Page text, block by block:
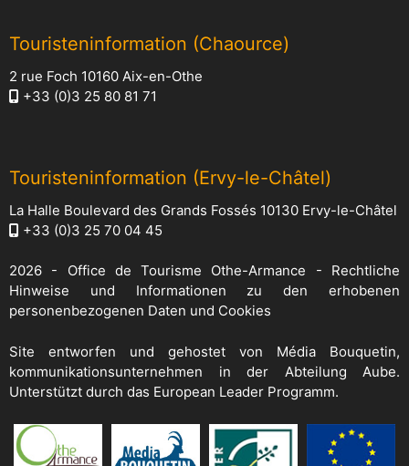
Touristeninformation (Chaource)
2 rue Foch 10160 Aix-en-Othe
+33 (0)3 25 80 81 71
Touristeninformation (Ervy-le-Châtel)
La Halle Boulevard des Grands Fossés 10130 Ervy-le-Châtel
+33 (0)3 25 70 04 45
2026 - Office de Tourisme Othe-Armance - Rechtliche
Hinweise und Informationen zu den erhobenen
personenbezogenen Daten und Cookies
Site entworfen und gehostet von Média Bouquetin,
kommunikationsunternehmen in der Abteilung Aube.
Unterstützt durch das European Leader Programm.